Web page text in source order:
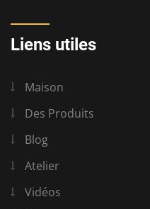
Liens utiles
Maison
Des Produits
Blog
Atelier
Vidéos